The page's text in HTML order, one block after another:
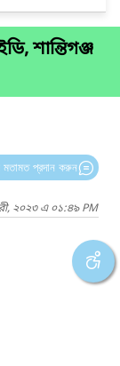
শান্তিগঞ্জ
প্রদান করুন
২০২৩ এ ০১:৪৯ PM